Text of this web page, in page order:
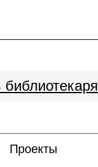
библиотекаря
Проекты